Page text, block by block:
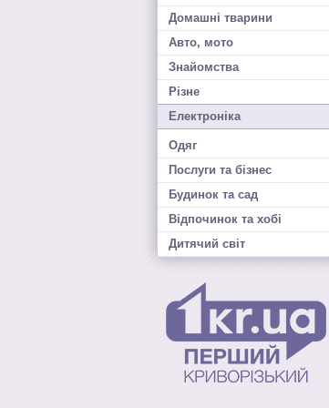
Домашні тварини
Авто, мото
Знайомства
Різне
Електроніка
Одяг
Послуги та бізнес
Будинок та сад
Відпочинок та хобі
Дитячий світ